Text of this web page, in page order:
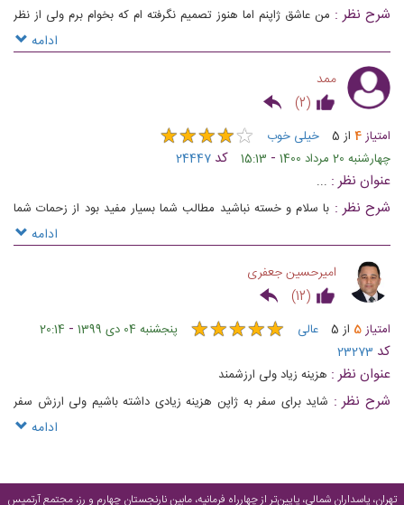
شرح نظر : من عاشق ژاپنم اما هنوز تصمیم نگرفته ام که بخوام برم ولی از نظر
من که راهنمایی های شما عالی بود اما یه سوال من اگر بخام برای گردشگری برم
ادامه
ممد
(
2
)
امتیاز4 از 5 خیلی خوب ★★★★★
★★★★★
چهارشنبه 20 مرداد 1400 -
15:13 کد 24447
عنوان نظر : ...
شرح نظر : با سلام و خسته نباشید مطالب شما بسیار مفید بود از زحمات شما
بسیار متشکرم با اجازه شما چند تا سوال داشتم اگه ویزای کار در ژاپن داشته
ادامه
امیرحسین جعفری
(
12
)
امتیاز5 از 5 عالی ★★★★★
★★★★★ پنجشنبه 04 دی 1399 -
20:14
کد 23273
عنوان نظر : هزینه زیاد ولی ارزشمند
شرح نظر : شاید برای سفر به ژاپن هزینه زیادی داشته باشیم ولی ارزش سفر
ادامه
تهران، پاسداران شمالی، پایین‌تر از چهارراه فرمانیه، مابین نارنجستان چهارم و رز، مجتمع آرتمیس